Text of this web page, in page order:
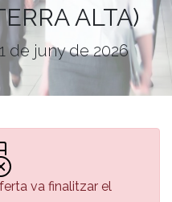
ALTA)
de juny de 2026
va finalitzar el